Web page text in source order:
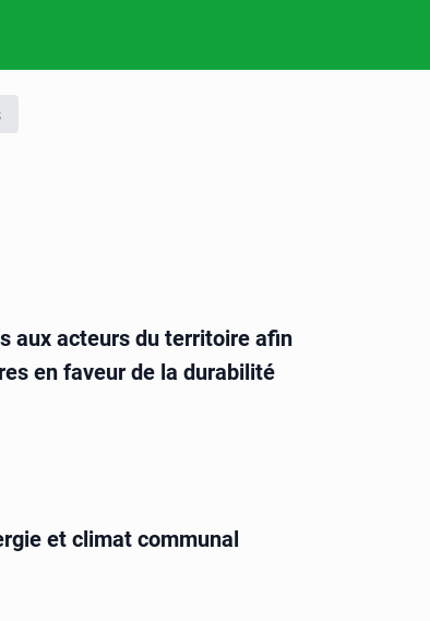
aux acteurs du territoire afin
en faveur de la durabilité
et climat communal